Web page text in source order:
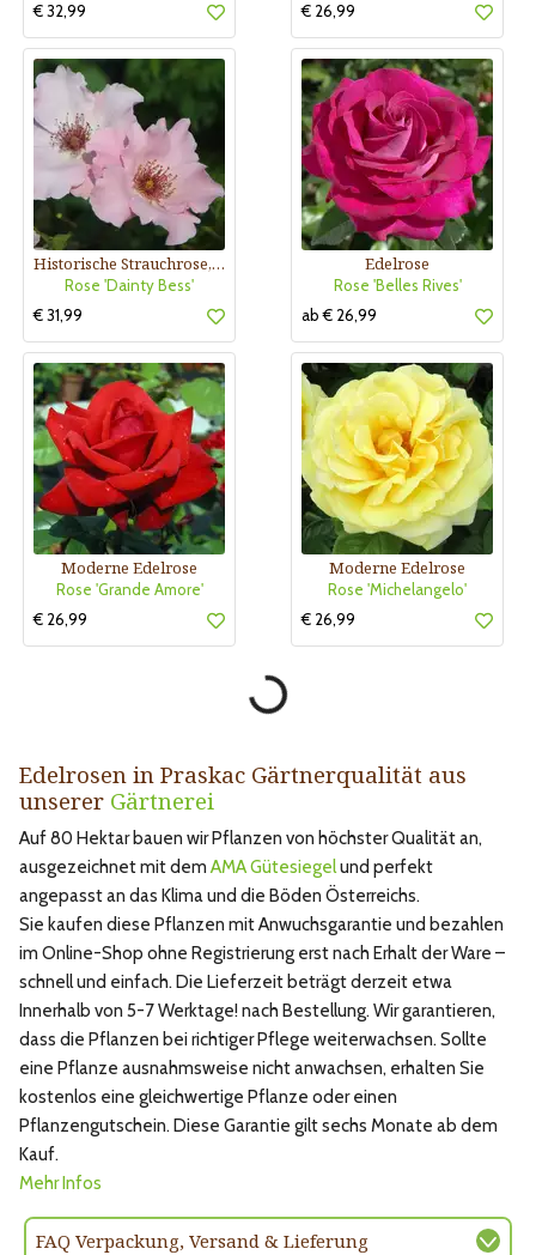
€ 32,99
€ 26,99
Historische Strauchrose, Edelrose
Rose 'Dainty Bess'
€ 31,99
Edelrose
Rose 'Belles Rives'
ab € 26,99
Moderne Edelrose
Rose 'Grande Amore'
€ 26,99
Moderne Edelrose
Rose 'Michelangelo'
€ 26,99
Edelrosen in Praskac Gärtnerqualität aus
unserer Gärtnerei
Auf 80 Hektar bauen wir Pflanzen von höchster Qualität an,
ausgezeichnet mit dem AMA Gütesiegelund perfekt
angepasst an das Klima und die Böden Österreichs.
Sie kaufen diese Pflanzen mit Anwuchsgarantie und bezahlen
im Online-Shop ohne Registrierung erst nach Erhalt der Ware –
schnell und einfach. Die Lieferzeit beträgt derzeit etwa
Innerhalb von 5-7 Werktage! nach Bestellung. Wir garantieren,
dass die Pflanzen bei richtiger Pflege weiterwachsen. Sollte
eine Pflanze ausnahmsweise nicht anwachsen, erhalten Sie
kostenlos eine gleichwertige Pflanze oder einen
Pflanzengutschein. Diese Garantie gilt sechs Monate ab dem
Kauf.
Mehr Infos
FAQ Verpackung, Versand & Lieferung